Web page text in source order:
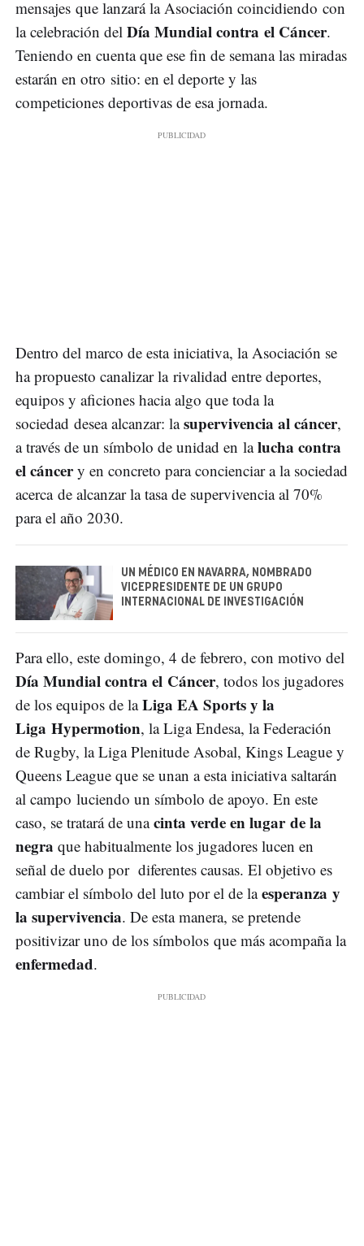
mensajes que lanzará la Asociación coincidiendo con
la celebración del Día Mundial contra el Cáncer.
Teniendo en cuenta que ese fin de semana las miradas
estarán en otro sitio: en el deporte y las
competiciones deportivas de esa jornada.
Dentro del marco de esta iniciativa, la Asociación se
ha propuesto canalizar la rivalidad entre deportes,
equipos y aficiones hacia algo que toda la
sociedad desea alcanzar: lasupervivencia al cáncer,
a través de un símbolo de unidad en lalucha contra
el cáncery en concreto para concienciar a la sociedad
acerca de alcanzar la tasa de supervivencia al 70%
para el año 2030.
UN MÉDICO EN NAVARRA, NOMBRADO
VICEPRESIDENTE DE UN GRUPO
INTERNACIONAL DE INVESTIGACIÓN
Para ello, este domingo, 4 de febrero, con motivo del
Día Mundial contra el Cáncer, todos los jugadores
de los equipos de laLiga EA Sports y la
Liga Hypermotion, la Liga Endesa, la Federación
de Rugby, la Liga Plenitude Asobal, Kings League y
Queens League que se unan a esta iniciativa saltarán
al campo luciendo un símbolo de apoyo. En este
caso, se tratará de unacinta verde en lugar de la
negra que habitualmente los jugadores lucen en
señal de duelo por diferentes causas. El objetivo es
cambiar el símbolo del luto por el de laesperanza y
la supervivencia. De esta manera, se pretende
positivizar uno de los símbolos que más acompaña la
enfermedad.